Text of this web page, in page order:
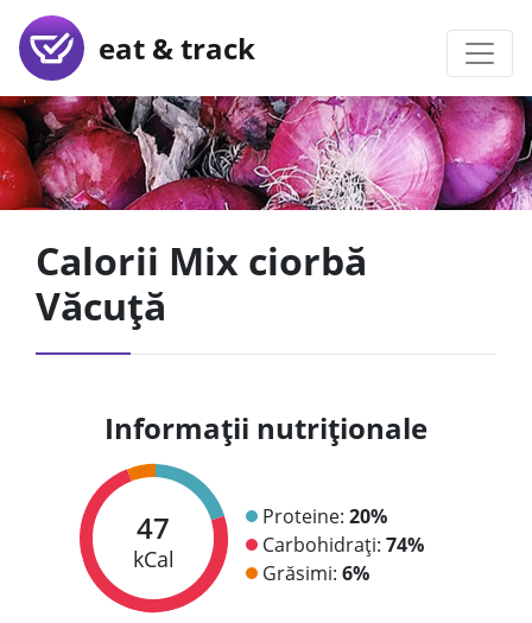
eat & track
Calorii Mix ciorbă
Văcuță
Informații nutriționale
47
kCal
Proteine: 20%
Carbohidrați: 74%
Grăsimi: 6%